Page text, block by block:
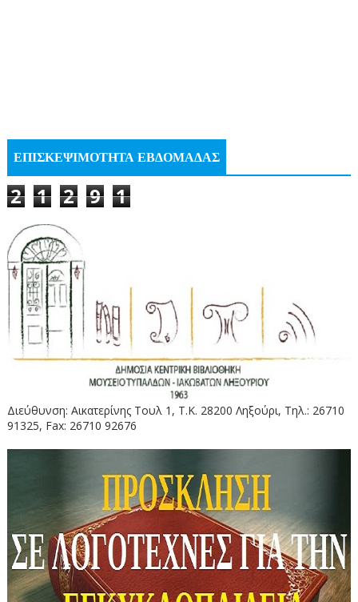
ΕΠΙΣΚΕΨΙΜΟΤΗΤΑ ΕΒΔΟΜΑΔΑΣ
2 1 2 9 1
Διεύθυνση: Αικατερίνης Τουλ 1, Τ.Κ. 28200 Ληξούρι, Τηλ.: 26710
91325, Fax: 26710 92676